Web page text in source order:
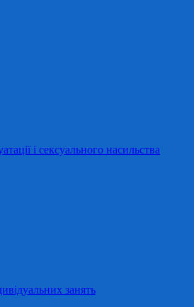
і сексуального насильства
занять